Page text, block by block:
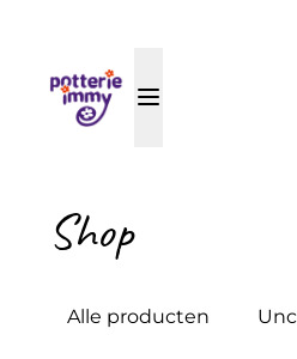
Shop
Alle producten